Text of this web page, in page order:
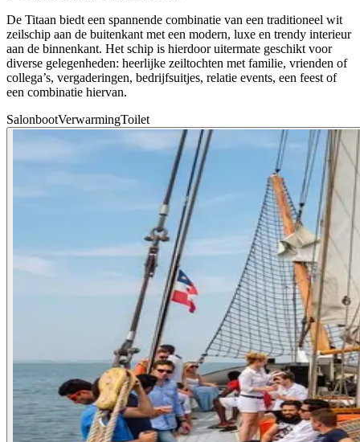
De Titaan biedt een spannende combinatie van een traditioneel wit
zeilschip aan de buitenkant met een modern, luxe en trendy interieur
aan de binnenkant. Het schip is hierdoor uitermate geschikt voor
diverse gelegenheden: heerlijke zeiltochten met familie, vrienden of
collega’s, vergaderingen, bedrijfsuitjes, relatie events, een feest of
een combinatie hiervan.
SalonbootVerwarmingToilet